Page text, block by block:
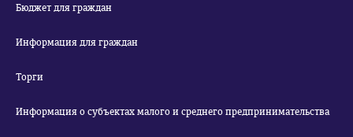
Бюджет для граждан
Информация для граждан
Торги
Информация о субъектах малого и среднего предпринимательства